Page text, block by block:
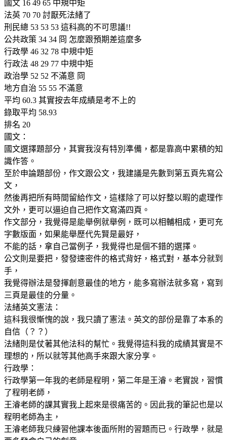
國文 16 49 65 中規中矩
法英 70 70 討厭死法緒了
刑民總 53 53 53 這科高的不可思議!!
公共政策 34 34 冏 怎麼跟預期差這麼多
行政學 46 32 78 中規中矩
行政法 48 29 77 中規中矩
政治學 52 52 不滿意 冏
地方自治 55 55 不滿意
平均 60.3 其實按去年成績是考不上的
錄取平均 58.93
排名 20
國文：
國文選擇題部分，其實我沒有特別準備，都是靠高中累積的知
識作答。
至於申論題部份，作文跟公文，我建議是先數到第五頁先寫公
文，
然後再把所有時間留給作文，這樣除了可以好整以暇的處理作
文外，更可以逼迫自己把作文寫滿四頁。
作文部分，我覺得是能舉例就舉例，既可以相輔相成，更可充
字數版面，如果能舉歷代先賢是最好，
不能的話，拿自己當例子，我覺得也是個不錯的選擇。
公文則是要把，發發速密件的格式背好，格式對，基本分就到
手，
我覺得辦法是發揮創意最佳的地方，能多寫辦法就多寫，寫到
三頁是最佳的分量。
法緒英文憲法：
這科我很慚愧的說，我只讀了憲法。英文的部份是靠了本系的
自信（？？）
法緒則是仗著其他法科的幫忙。我覺得這科我的成績其實是不
理想的，所以就等其他高手來跟大家分享。
行政學：
行政學第一年我的老師是程明，第二年是王濬。老實說，習慣
了程明老師，
王濬老師的課其實我上起來是很痛苦的。因此我的筆記也是以
程明老師為主，
王濬老師我只練習他課本後面所附的習題而已。行政學，就是